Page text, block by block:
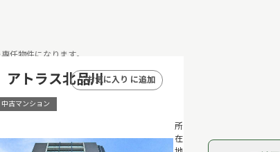
任物件になります。
アトラス北品川
中古マンション
所
在
川２丁目
♡お気に入り に追加